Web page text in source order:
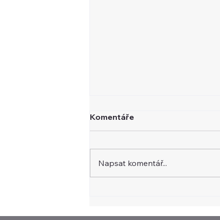
Newsletter 4. 8. 2026
Komentáře
Napsat komentář...